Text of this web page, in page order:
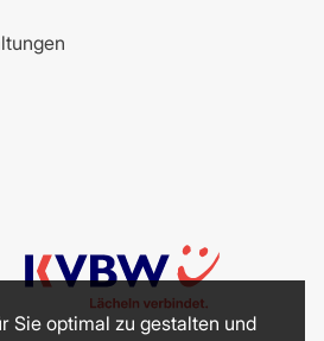
Sie optimal zu gestalten und